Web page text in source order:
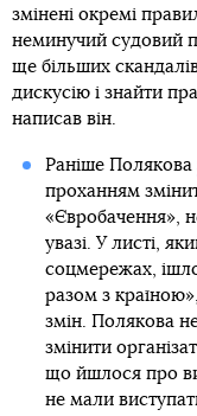
змінені окремі
неминучий судовий
ще більших
дискусію і знайти
написав він.
Раніше Полякова
проханням
«Євробачення»,
увазі. У листі,
соцмережах,
разом з
змін. Полякова
змінити
що йшлося про
не мали